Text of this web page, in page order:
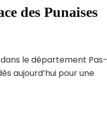
des Punaises
le département Pas-
aujourd’hui pour une